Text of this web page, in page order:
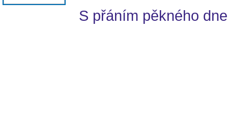
S přáním pěkného dne